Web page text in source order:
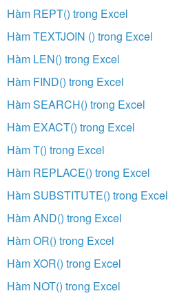
Hàm REPT() trong Excel
Hàm TEXTJOIN () trong Excel
Hàm LEN() trong Excel
Hàm FIND() trong Excel
Hàm SEARCH() trong Excel
Hàm EXACT() trong Excel
Hàm T() trong Excel
Hàm REPLACE() trong Excel
Hàm SUBSTITUTE() trong Excel
Hàm AND() trong Excel
Hàm OR() trong Excel
Hàm XOR() trong Excel
Hàm NOT() trong Excel